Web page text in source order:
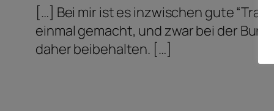
[…] Bei mir ist es inzwischen gute
einmal gemacht, und zwar bei der
daher beibehalten. […]